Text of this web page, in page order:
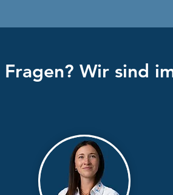
Fragen? Wir sind